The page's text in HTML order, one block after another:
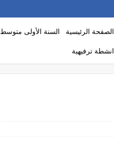
الصفحة الرئيسية السنة الأولى متوسط
انشطة ترفيهية